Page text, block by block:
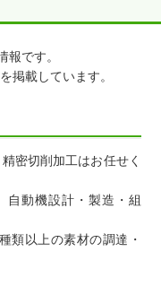
報です。
掲載しています。
密切削加工はお任せく
自動機設計・製造・組
類以上の素材の調達・